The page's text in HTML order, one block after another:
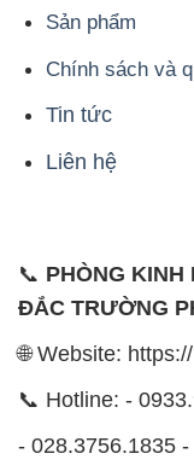
Liên hệ
📞
PHÒNG KINH
ĐẮC TRƯỜNG
- 028.3756.1835 -
0902.765.866
📧 Email: